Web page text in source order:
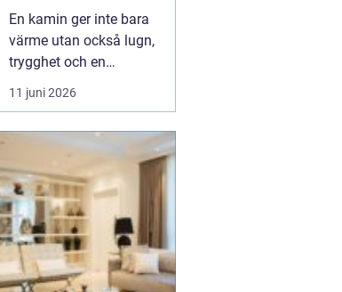
investering
En kamin ger inte bara
värme utan också lugn,
trygghet och en
ombonad känsla i
hemmet. Allt fler
ser fördelarna med att
kombinera elvärme eller
fjärrvärme med en
kamin, både för
ekonomins och
klimatets skull.
Samtidigt ställs...
11 juni 2026